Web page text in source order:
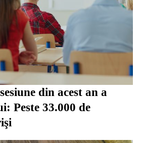
din acest an a
Peste 33.000 de